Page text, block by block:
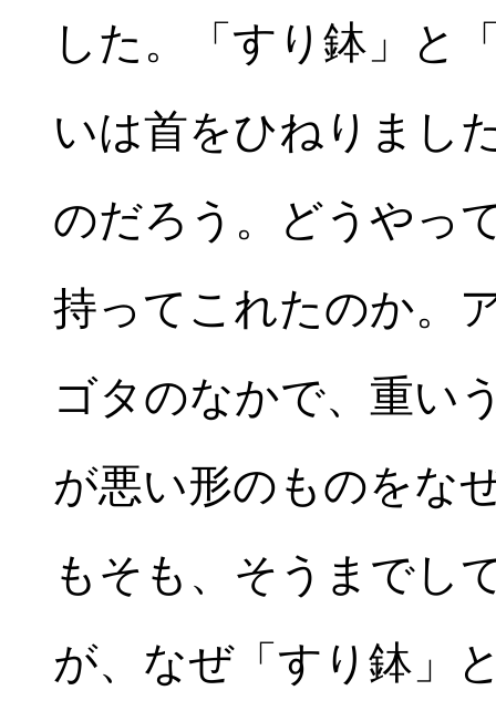
した。「すり鉢」と
いは首をひねりまし
のだろう。どうやっ
持ってこれたのか。
ゴタのなかで、重い
が悪い形のものをな
もそも、そうまでし
が、なぜ「すり鉢」